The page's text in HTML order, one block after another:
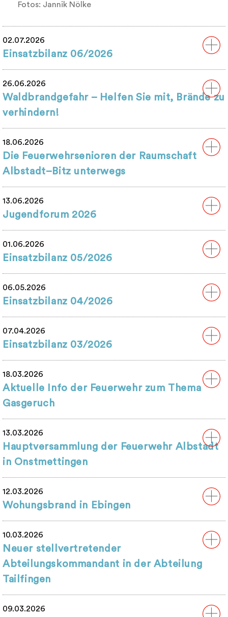
Fotos: Jannik Nölke
02.07.2026
Einsatzbilanz 06/2026
26.06.2026
Waldbrandgefahr – Helfen Sie mit, Brände zu
verhindern!
18.06.2026
Die Feuerwehrsenioren der Raumschaft
Albstadt–Bitz unterwegs
13.06.2026
Jugendforum 2026
01.06.2026
Einsatzbilanz 05/2026
06.05.2026
Einsatzbilanz 04/2026
07.04.2026
Einsatzbilanz 03/2026
18.03.2026
Aktuelle Info der Feuerwehr zum Thema
Gasgeruch
13.03.2026
Hauptversammlung der Feuerwehr Albstadt
in Onstmettingen
12.03.2026
Wohungsbrand in Ebingen
10.03.2026
Neuer stellvertretender
Abteilungskommandant in der Abteilung
Tailfingen
09.03.2026